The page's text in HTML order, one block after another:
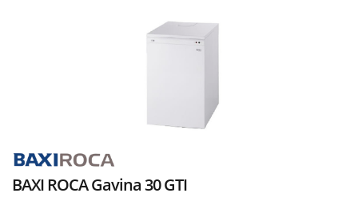
BAXI ROCA Gavina 30 GTI